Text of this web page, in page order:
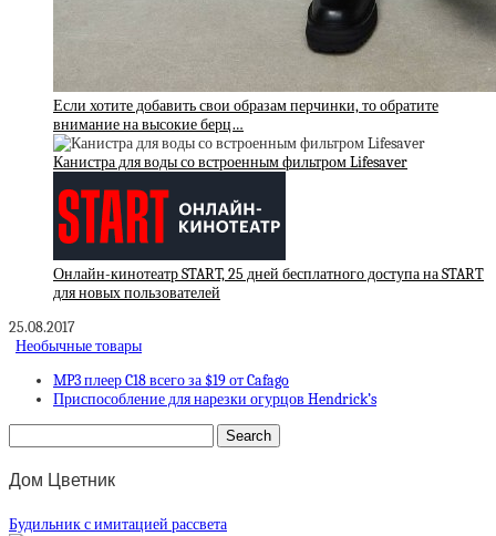
Если хотите добавить свои образам перчинки, то обратите
внимание на высокие берц…
Канистра для воды со встроенным фильтром Lifesaver
Онлайн-кинотеатр START, 25 дней бесплатного доступа на START
для новых пользователей
25.08.2017
Необычные товары
MP3 плеер C18 всего за $19 от Cafago
Приспособление для нарезки огурцов Hendrick’s
Дом Цветник
Будильник с имитацией рассвета